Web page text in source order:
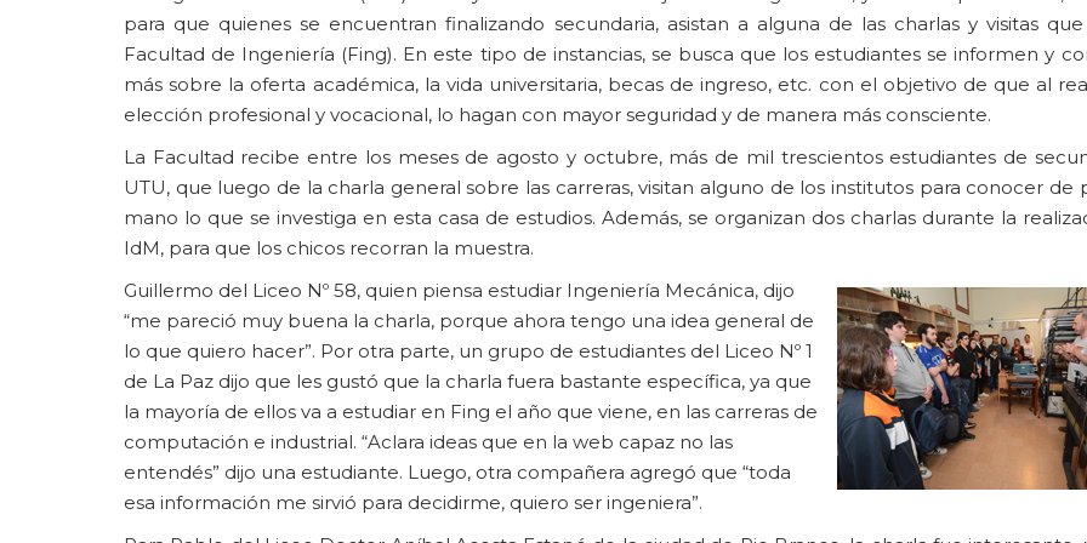
para que quienes se encuentran finalizando secundaria, asistan a alguna de las charlas y visitas
Facultad de Ingeniería (Fing). En este tipo de instancias, se busca que los estudiantes se informen y
más sobre la oferta académica, la vida universitaria, becas de ingreso, etc. con el objetivo de que al
elección profesional y vocacional, lo hagan con mayor seguridad y de manera más consciente.
La Facultad recibe entre los meses de agosto y octubre, más de mil trescientos estudiantes de
UTU, que luego de la charla general sobre las carreras, visitan alguno de los institutos para conocer de
mano lo que se investiga en esta casa de estudios. Además, se organizan dos charlas durante la
IdM, para que los chicos recorran la muestra.
Guillermo del Liceo Nº 58, quien piensa estudiar Ingeniería Mecánica, dijo
“me pareció muy buena la charla, porque ahora tengo una idea general de
lo que quiero hacer”. Por otra parte, un grupo de estudiantes del Liceo Nº 1
de La Paz dijo que les gustó que la charla fuera bastante específica, ya que
la mayoría de ellos va a estudiar en Fing el año que viene, en las carreras de
computación e industrial. “Aclara ideas que en la web capaz no las
entendés” dijo una estudiante. Luego, otra compañera agregó que “toda
esa información me sirvió para decidirme, quiero ser ingeniera”.